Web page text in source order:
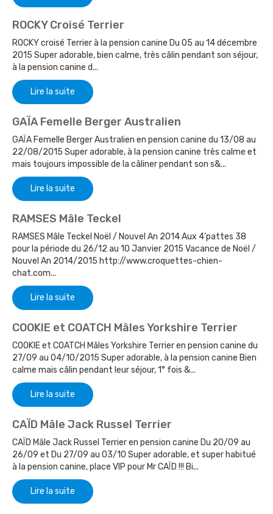
ROCKY Croisé Terrier
ROCKY croisé Terrier à la pension canine Du 05 au 14 décembre
2015 Super adorable, bien calme, très câlin pendant son séjour,
à la pension canine d...
Lire la suite
GAÏA Femelle Berger Australien
GAÏA Femelle Berger Australien en pension canine du 13/08 au
22/08/2015 Super adorable, à la pension canine très calme et
mais toujours impossible de la câliner pendant son s&...
Lire la suite
RAMSES Mâle Teckel
RAMSES Mâle Teckel Noël / Nouvel An 2014 Aux 4’pattes 38
pour la période du 26/12 au 10 Janvier 2015 Vacance de Noël /
Nouvel An 2014/2015 http://www.croquettes-chien-
chat.com...
Lire la suite
COOKIE et COATCH Mâles Yorkshire Terrier
COOKIE et COATCH Mâles Yorkshire Terrier en pension canine du
27/09 au 04/10/2015 Super adorable, à la pension canine Bien
calme mais câlin pendant leur séjour, 1° fois &...
Lire la suite
CAÏD Mâle Jack Russel Terrier
CAÏD Mâle Jack Russel Terrier en pension canine Du 20/09 au
26/09 et Du 27/09 au 03/10 Super adorable, et super habitué
à la pension canine, place VIP pour Mr CAÏD !!! Bi...
Lire la suite